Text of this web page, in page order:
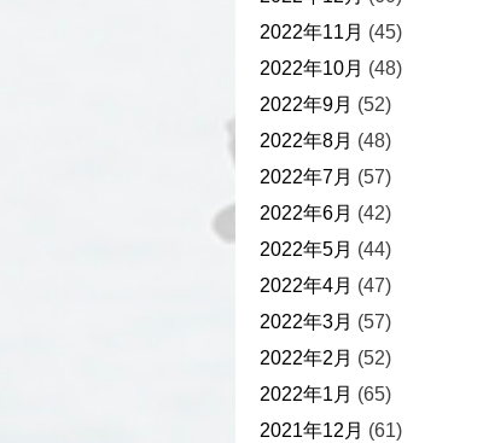
2022年11月 (45)
2022年10月 (48)
2022年9月 (52)
2022年8月 (48)
2022年7月 (57)
2022年6月 (42)
2022年5月 (44)
2022年4月 (47)
2022年3月 (57)
2022年2月 (52)
2022年1月 (65)
2021年12月 (61)